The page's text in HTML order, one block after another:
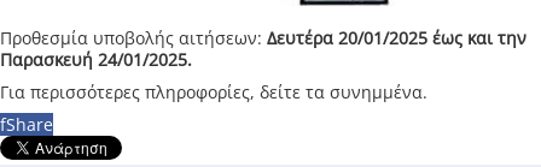
Προθεσμία υποβολής αιτήσεων: Δευτέρα 20/01/2025 έως και την
Παρασκευή 24/01/2025.
Για περισσότερες πληροφορίες, δείτε τα συνημμένα.
fShare